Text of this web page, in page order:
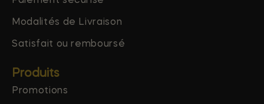
Modalités de Livraison
Satisfait ou remboursé
Produits
Promotions